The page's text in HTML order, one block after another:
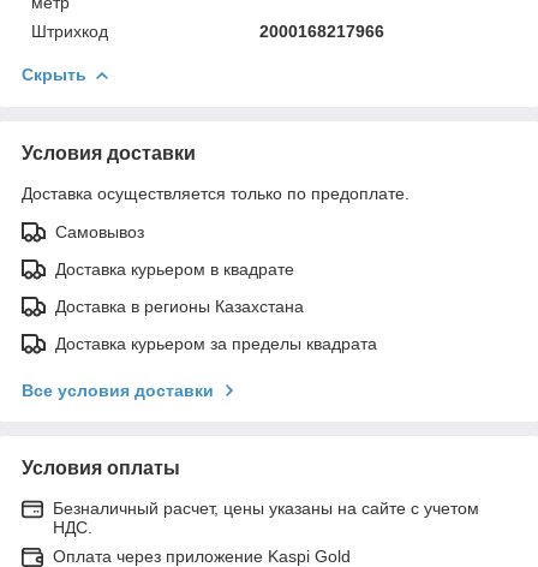
Штрихкод 2000168217966
Скрыть
Условия доставки
Доставка осуществляется только по предоплате.
Самовывоз
Доставка курьером в квадрате
Доставка в регионы Казахстана
Доставка курьером за пределы квадрата
Все условия доставки
Условия оплаты
Безналичный расчет, цены указаны на сайте с учетом
НДС.
Оплата через приложение Kaspi Gold